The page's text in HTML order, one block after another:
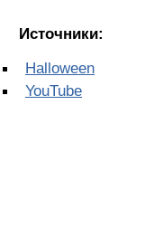
Источники:
Halloween
YouTube